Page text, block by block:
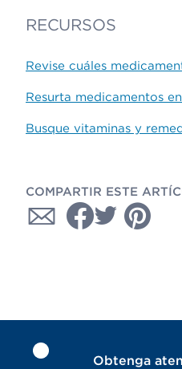
RECURSOS
Revise cuáles
Resurta medicamentos
Busque vitaminas y
COMPARTIR ESTE
Obtenga